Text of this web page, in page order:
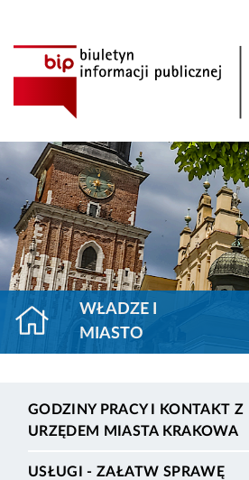
WŁADZE I
MIASTO
GODZINY PRACY I KONTAKT Z
URZĘDEM MIASTA KRAKOWA
USŁUGI - ZAŁATW SPRAWĘ